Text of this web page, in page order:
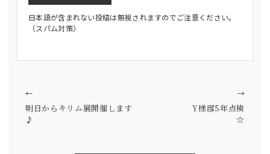
日本語が含まれない投稿は無視されますのでご注意ください。
（スパム対策）
明日からキリム展開催します
♪
←
Y様邸5年点検
☆
→